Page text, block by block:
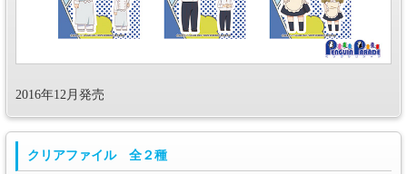
2016年12月発売
クリアファイル 全２種